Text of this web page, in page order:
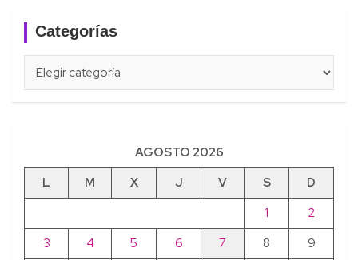
Categorías
AGOSTO 2026
L
M X J V S
D
1
2
3
4 5 6 7 8 9